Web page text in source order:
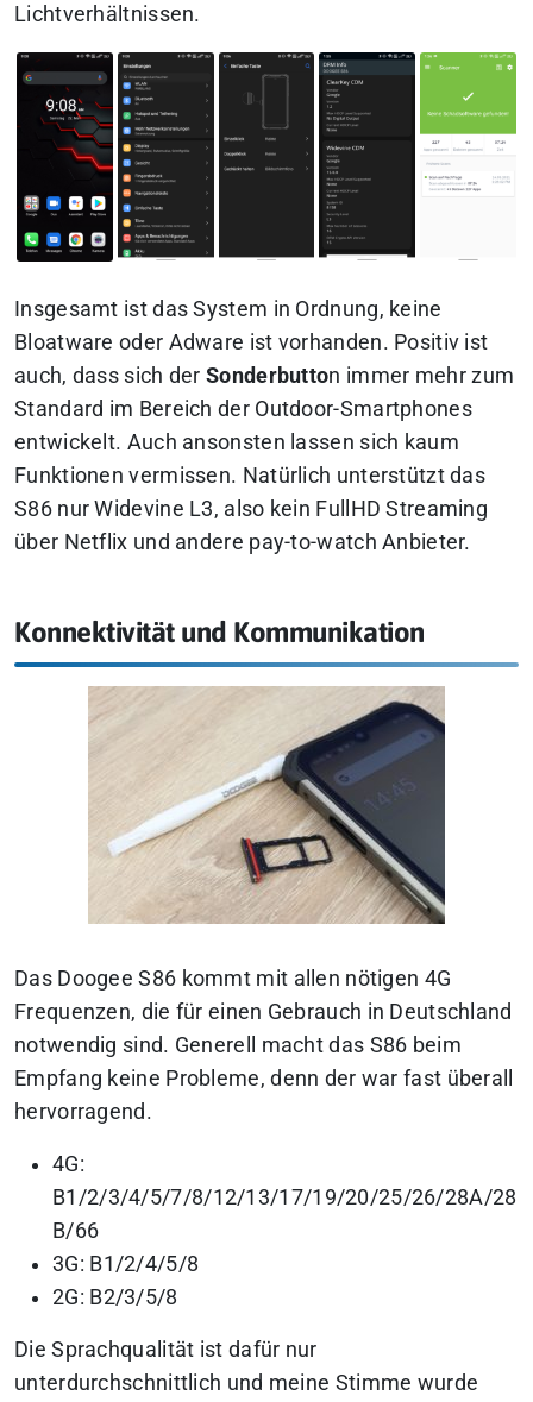
Lichtverhältnissen.
Insgesamt ist das System in Ordnung, keine
Bloatware oder Adware ist vorhanden. Positiv ist
auch, dass sich derSonderbutton immer mehr zum
Standard im Bereich der Outdoor-Smartphones
entwickelt. Auch ansonsten lassen sich kaum
Funktionen vermissen. Natürlich unterstützt das
S86 nur Widevine L3, also kein FullHD Streaming
über Netflix und andere pay-to-watch Anbieter.
Konnektivität und Kommunikation
Das Doogee S86 kommt mit allen nötigen 4G
Frequenzen, die für einen Gebrauch in Deutschland
notwendig sind. Generell macht das S86 beim
Empfang keine Probleme, denn der war fast überall
hervorragend.
4G:
B1/2/3/4/5/7/8/12/13/17/19/20/25/26/28A/28
B/66
3G: B1/2/4/5/8
2G: B2/3/5/8
Die Sprachqualität ist dafür nur
unterdurchschnittlich und meine Stimme wurde